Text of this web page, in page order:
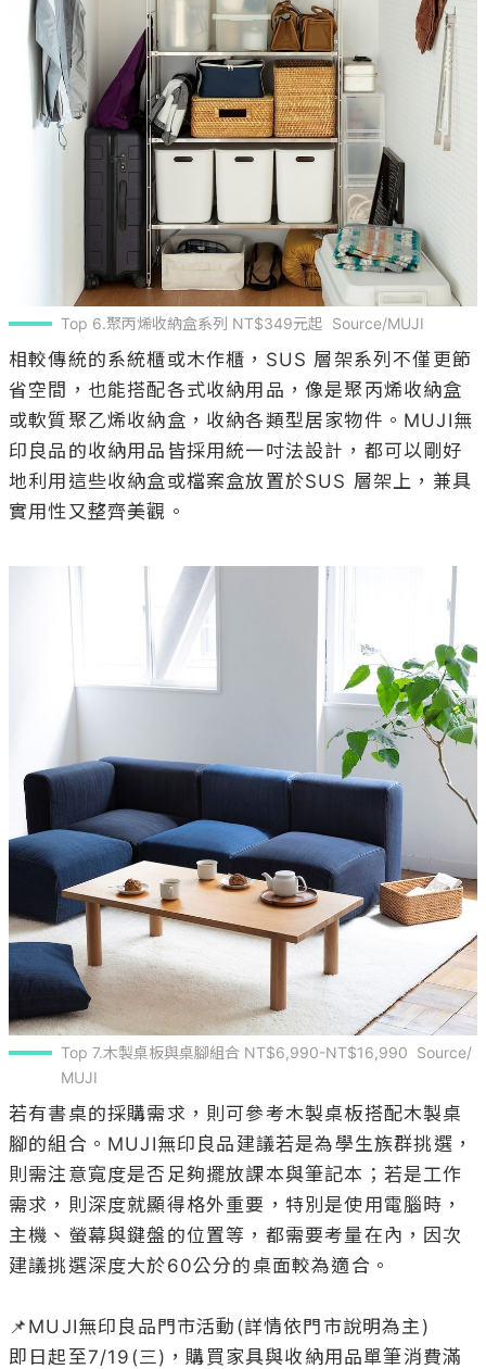
Top 6.聚丙烯收納盒系列 NT$349元起  Source/MUJI
相較傳統的系統櫃或木作櫃，SUS 層架系列不僅更節
省空間，也能搭配各式收納用品，像是聚丙烯收納盒
或軟質聚乙烯收納盒，收納各類型居家物件。MUJI無
印良品的收納用品皆採用統一吋法設計，都可以剛好
地利用這些收納盒或檔案盒放置於SUS 層架上，兼具
實用性又整齊美觀。
Top 7.木製桌板與桌腳組合 NT$6,990-NT$16,990  Source/
MUJI
若有書桌的採購需求，則可參考木製桌板搭配木製桌
腳的組合。MUJI無印良品建議若是為學生族群挑選，
則需注意寬度是否足夠擺放課本與筆記本；若是工作
需求，則深度就顯得格外重要，特別是使用電腦時，
主機、螢幕與鍵盤的位置等，都需要考量在內，因次
建議挑選深度大於60公分的桌面較為適合。
📌MUJI無印良品門市活動(詳情依門市說明為主)
即日起至7/19(三)，購買家具與收納用品單筆消費滿